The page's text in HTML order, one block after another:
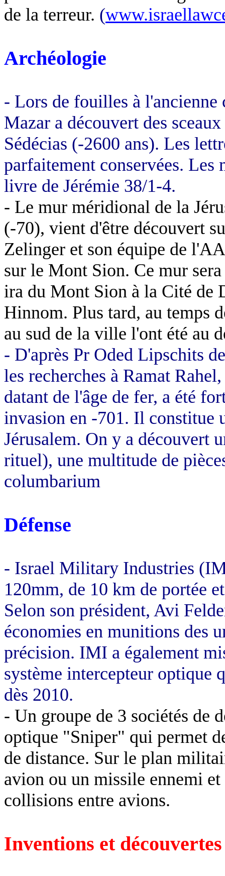
de la terreur. (
Archéologie
- Lors de fouilles à
Mazar a découvert des
Sédécias (-2600 ans). Les
parfaitement conservées. Les
livre de Jérémie 38/1-4.
- Le mur méridional de la
(-70), vient d'être découvert
Zelinger et son équipe de
sur le Mont Sion. Ce mur
ira du Mont Sion à la Cité de
Hinnom. Plus tard, au temps
au sud de la ville l'ont été au
- D'après Pr Oded Lipschits
les recherches à Ramat Rahel
datant de l'âge de fer, a été
invasion en -701. Il constitue
Jérusalem. On y a découvert
rituel), une multitude de
columbarium
Défense
- Israel Military Industries
120mm, de 10 km de portée
Selon son président, Avi
économies en munitions des
précision. IMI a également
système intercepteur optique
dès 2010.
- Un groupe de 3 sociétés de
optique "Sniper" qui permet
de distance. Sur le plan
avion ou un missile ennemi
collisions entre avions.
Inventions et découvertes